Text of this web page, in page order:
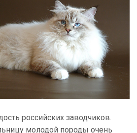
российских заводчиков.
молодой породы очень